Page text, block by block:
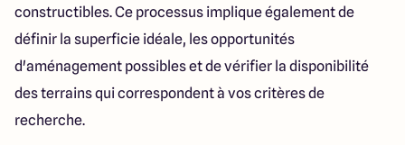
constructibles. Ce processus implique également de
définir la superficie idéale, les opportunités
d'aménagement possibles et de vérifier la disponibilité
des terrains qui correspondent à vos critères de
recherche.